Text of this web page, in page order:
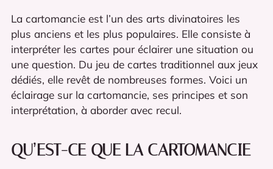
La cartomancie est l’un des arts divinatoires les
plus anciens et les plus populaires. Elle consiste à
interpréter les cartes pour éclairer une situation ou
une question. Du jeu de cartes traditionnel aux jeux
dédiés, elle revêt de nombreuses formes. Voici un
éclairage sur la cartomancie, ses principes et son
interprétation, à aborder avec recul.
QU’EST-CE QUE LA CARTOMANCIE